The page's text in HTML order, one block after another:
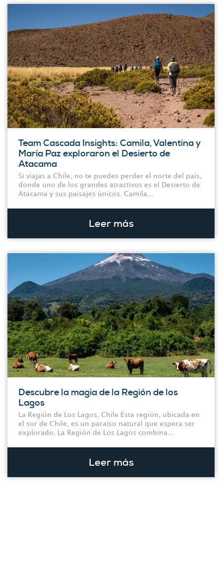
Team Cascada Insights: Camila, Valentina y
María Paz exploraron el Desierto de
Atacama
Si viajas a Chile, no te puedes perder el norte del país,
donde uno de los grandes atractivos es el Desierto de
Atacama y sus paisajes únicos. Camila...
Leer más
Descubre la magia de la Región de los
Lagos
La Región de Los Lagos, Chile Esta región, ubicada en
el sur de Chile, es un paraíso natural que espera ser
explorado. La Región de Los Lagos combina...
Leer más